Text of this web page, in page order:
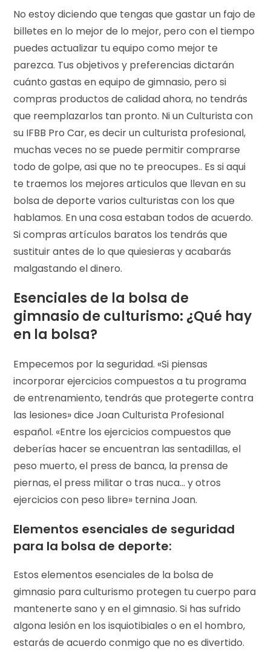
No estoy diciendo que tengas que gastar un fajo de
billetes en lo mejor de lo mejor, pero con el tiempo
puedes actualizar tu equipo como mejor te
parezca. Tus objetivos y preferencias dictarán
cuánto gastas en equipo de gimnasio, pero si
compras productos de calidad ahora, no tendrás
que reemplazarlos tan pronto. Ni un Culturista con
su IFBB Pro Car, es decir un culturista profesional,
muchas veces no se puede permitir comprarse
todo de golpe, asi que no te preocupes.. Es si aqui
te traemos los mejores articulos que llevan en su
bolsa de deporte varios culturistas con los que
hablamos. En una cosa estaban todos de acuerdo.
Si compras artículos baratos los tendrás que
sustituir antes de lo que quiesieras y acabarás
malgastando el dinero.
Esenciales de la bolsa de
gimnasio de culturismo: ¿Qué hay
en la bolsa?
Empecemos por la seguridad. «Si piensas
incorporar ejercicios compuestos a tu programa
de entrenamiento, tendrás que protegerte contra
las lesiones» dice Joan Culturista Profesional
español. «Entre los ejercicios compuestos que
deberías hacer se encuentran las sentadillas, el
peso muerto, el press de banca, la prensa de
piernas, el press militar o tras nuca… y otros
ejercicios con peso libre» ternina Joan.
Elementos esenciales de seguridad
para la bolsa de deporte:
Estos elementos esenciales de la bolsa de
gimnasio para culturismo protegen tu cuerpo para
mantenerte sano y en el gimnasio. Si has sufrido
algona lesión en los isquiotibiales o en el hombro,
estarás de acuerdo conmigo que no es divertido.